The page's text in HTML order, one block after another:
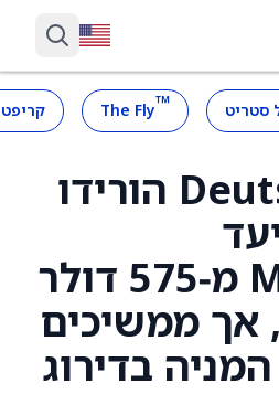
סטריט ™
The Fly
Deutsche Bank הורידו
ל‑Microsoft מ‑575 דולר
אך ממשיכים
בדירוג